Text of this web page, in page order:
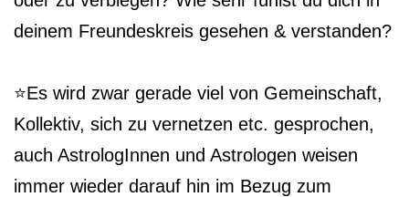
deinem Freundeskreis gesehen & verstanden?
⭐️Es wird zwar gerade viel von Gemeinschaft,
Kollektiv, sich zu vernetzen etc. gesprochen,
auch AstrologInnen und Astrologen weisen
immer wieder darauf hin im Bezug zum